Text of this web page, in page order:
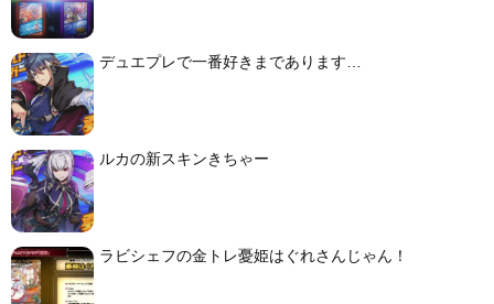
デュエプレで一番好きまであります…
ルカの新スキンきちゃー
ラビシェフの金トレ憂姫はぐれさんじゃん！